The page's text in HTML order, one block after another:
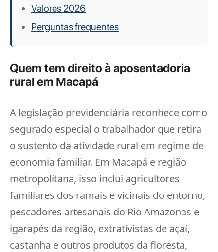
Valores 2026
Perguntas frequentes
Quem tem direito à aposentadoria
rural em Macapá
A legislação previdenciária reconhece como
segurado especial o trabalhador que retira
o sustento da atividade rural em regime de
economia familiar. Em Macapá e região
metropolitana, isso inclui agricultores
familiares dos ramais e vicinais do entorno,
pescadores artesanais do Rio Amazonas e
igarapés da região, extrativistas de açaí,
castanha e outros produtos da floresta,